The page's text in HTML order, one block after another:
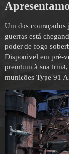
Um dos couraçados
guerras está
poder de fogo
Disponível em pré-
premium à sua irmã,
munições Type 91